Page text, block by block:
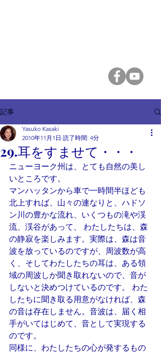
記事
29.耳をすませて・・・
Yasuko Kasaki
2010年11月1日 読了時間: 4分
ニューヨーク州は、とても自然の美し
いところです。
マンハッタンから車で一時間半ほども
北上すれば、山々の連なりと、ハドソ
ン川の豊かな流れ、いくつもの滝や渓
流、渓谷があって、 わたしたちは、森
の静寂を楽しみます。実際は、森は音
波を放っているのですが、周波数が高
く、そしてわたしたちの耳は、ある領
域の周波しか聞き取れないので、音が
しないと決めつけているのです。 わた
したちに聞き取る用意がなければ、森
の音は存在しません。音波は、届く相
手がいてはじめて、音として実現する
のです。
同様に、わたしたちの心が発するもの